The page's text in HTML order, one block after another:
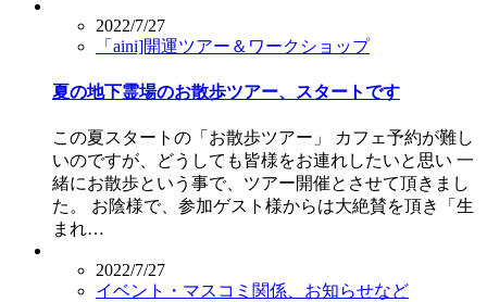
2022/7/27
「aini]開運ツアー＆ワークショップ
夏の地下霊場のお散歩ツアー、スタートです
この夏スタートの「お散歩ツアー」 カフェ予約が難し
いのですが、どうしても皆様をお連れしたいと思い 一
緒にお散歩という事で、ツアー開催とさせて頂きまし
た。 お陰様で、参加ゲスト様からは大絶賛を頂き「生
まれ…
2022/7/27
イベント・マスコミ関係、お知らせなど